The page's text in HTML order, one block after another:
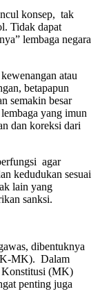
konsep, tak
Tidak dapat
lembaga negara
atau
betapapun
semakin besar
yang imun
dan koreksi dari
agar
kedudukan sesuai
lain yang
sanksi.
dibentuknya
MK). Dalam
Konstitusi (MK)
penting juga